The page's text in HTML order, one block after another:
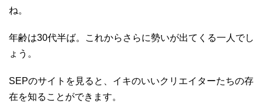
ね。
年齢は30代半ば。これからさらに勢いが出てくる一人でし
ょう。
SEPのサイトを見ると、イキのいいクリエイターたちの存
在を知ることができます。